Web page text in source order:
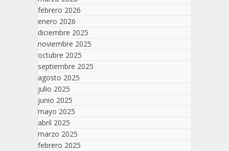
febrero 2026
enero 2026
diciembre 2025
noviembre 2025
octubre 2025
septiembre 2025
agosto 2025
julio 2025
junio 2025
mayo 2025
abril 2025
marzo 2025
febrero 2025